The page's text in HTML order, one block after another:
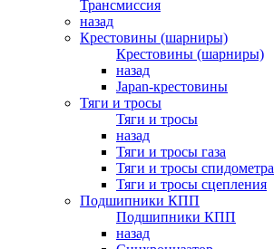
Трансмиссия
назад
Крестовины (шарниры)
Крестовины (шарниры)
назад
Japan-крестовины
Тяги и тросы
Тяги и тросы
назад
Тяги и тросы газа
Тяги и тросы спидометра
Тяги и тросы сцепления
Подшипники КПП
Подшипники КПП
назад